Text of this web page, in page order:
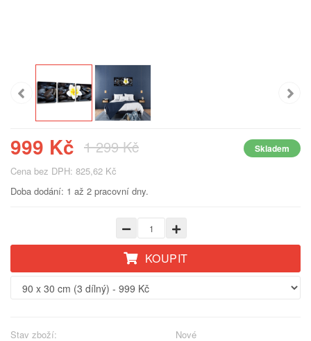
999 Kč 1 299 Kč Skladem
Cena bez DPH: 825,62 Kč
Doba dodání: 1 až 2 pracovní dny.
KOUPIT
Stav zboží:
Nové